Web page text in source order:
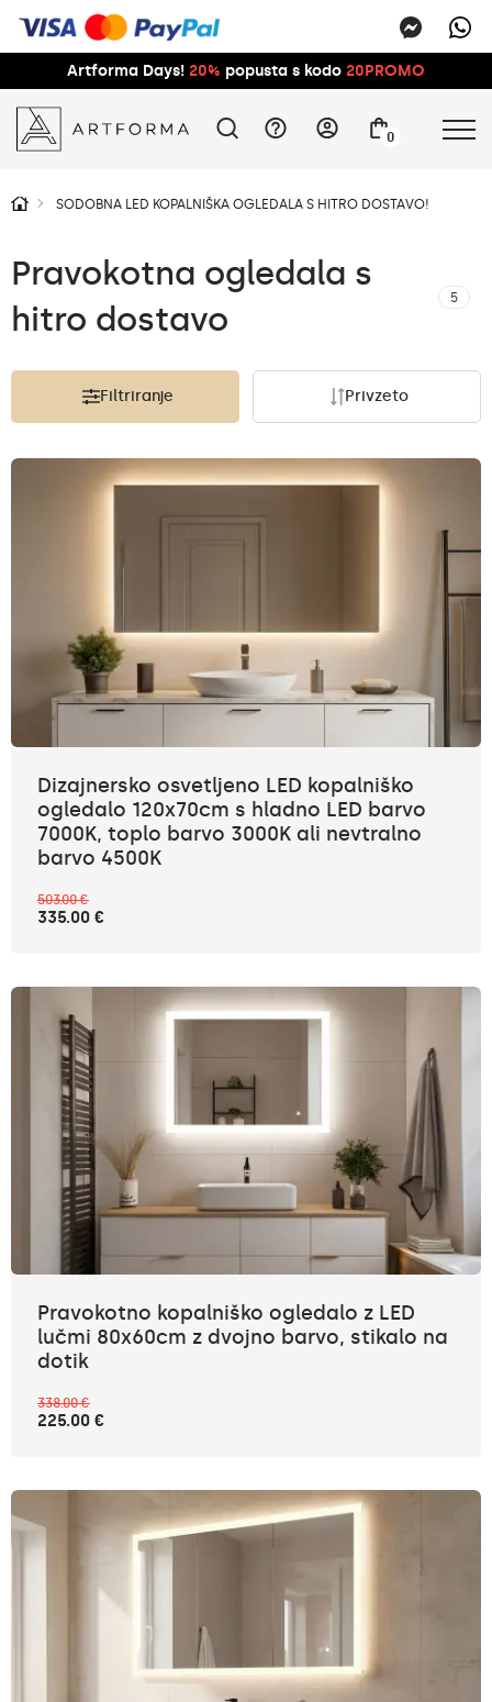
Artforma Days! 20% popusta s kodo 20PROMO
0
SODOBNA LED KOPALNIŠKA OGLEDALA S HITRO DOSTAVO!
Pravokotna ogledala s
hitro dostavo
5
Filtriranje Privzeto
Dizajnersko osvetljeno LED kopalniško
ogledalo 120x70cm s hladno LED barvo
7000K, toplo barvo 3000K ali nevtralno
barvo 4500K
503.00 €
335.00 €
Pravokotno kopalniško ogledalo z LED
lučmi 80x60cm z dvojno barvo, stikalo na
dotik
338.00 €
225.00 €